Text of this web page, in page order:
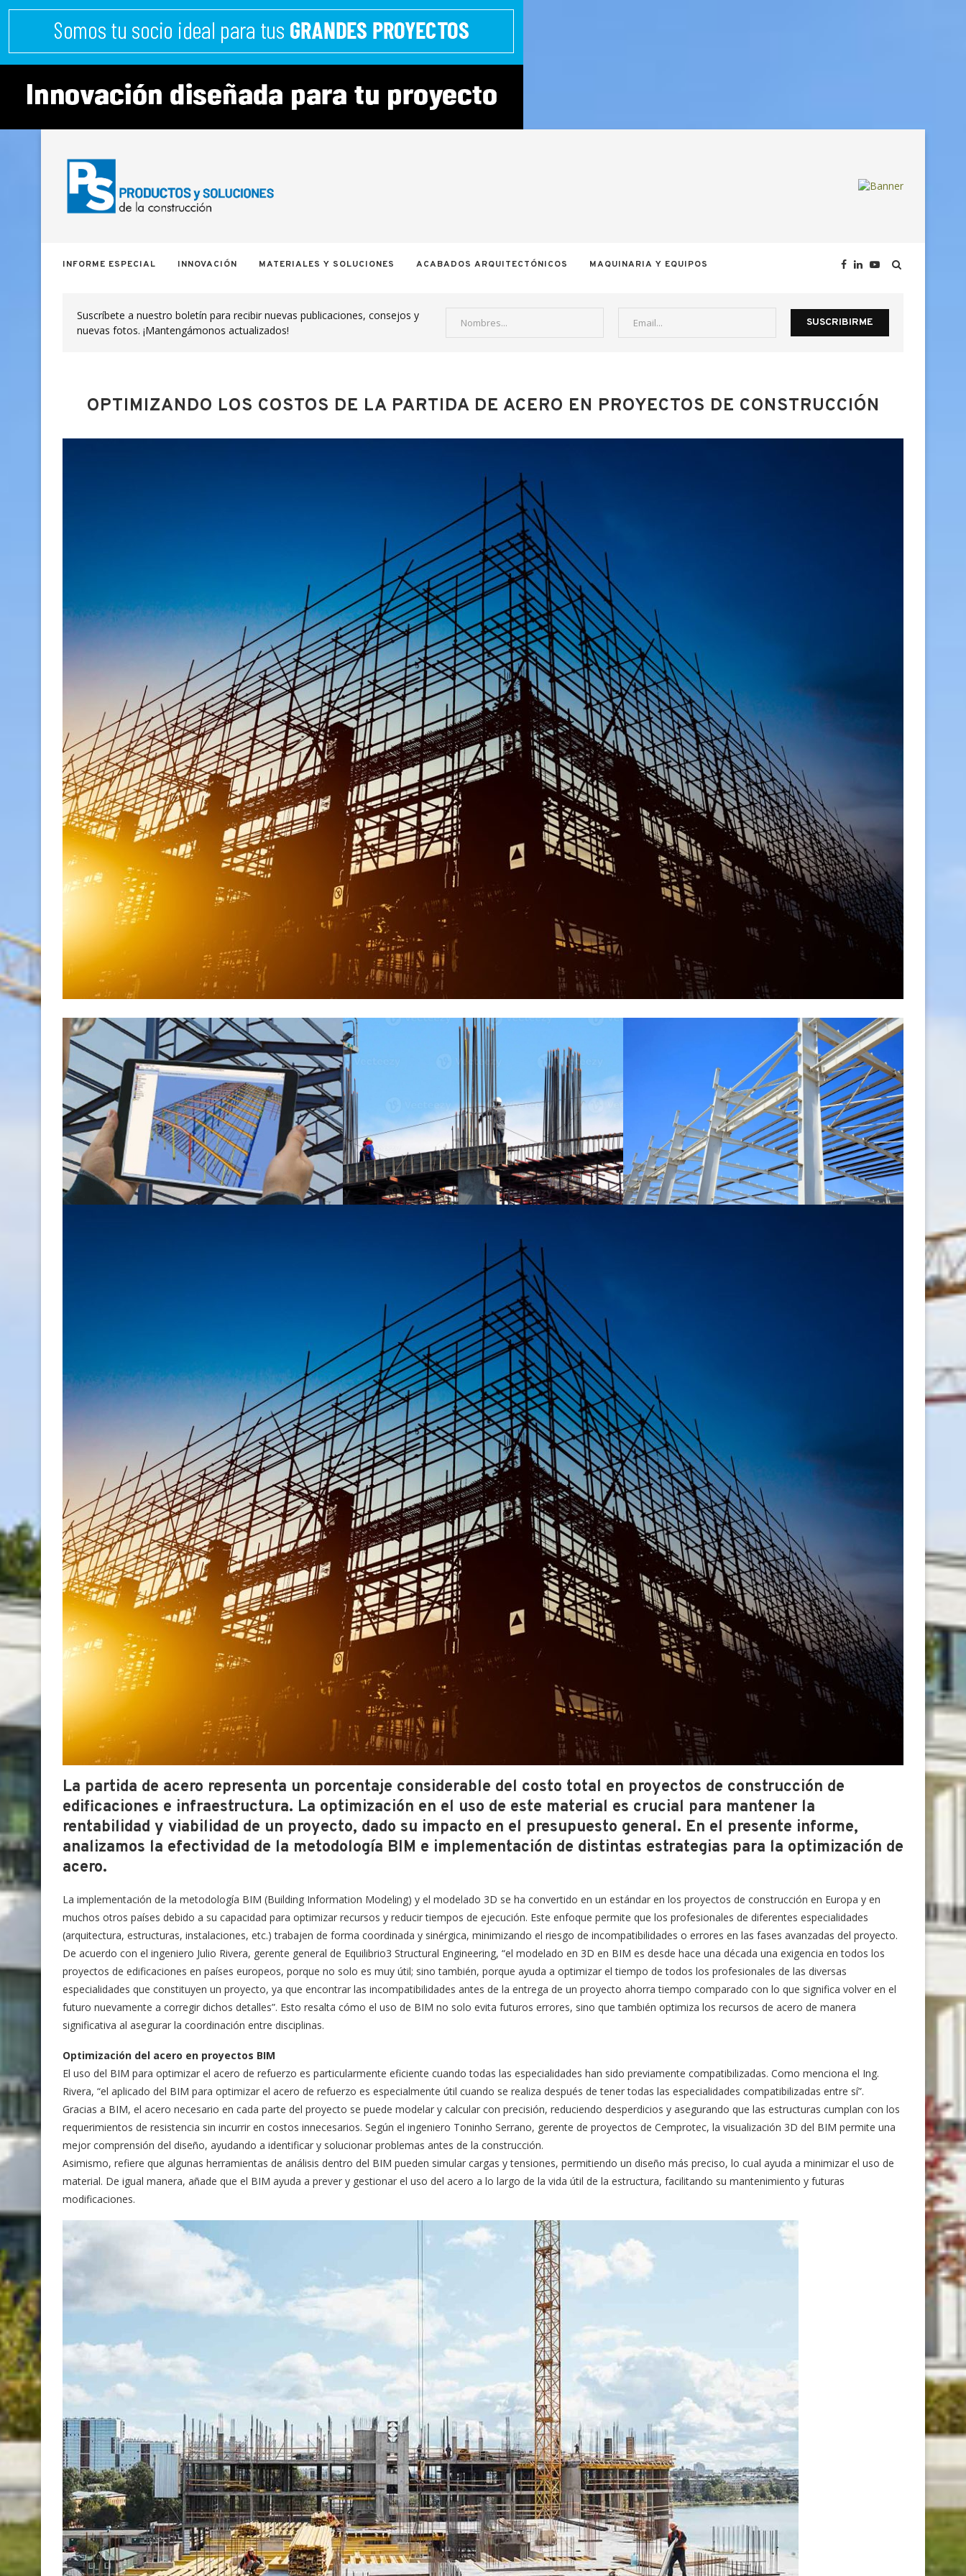
INFORME ESPECIAL INNOVACIÓN MATERIALES Y SOLUCIONES ACABADOS ARQUITECTÓNICOS MAQUINARIA Y EQUIPOS
Suscríbete a nuestro boletín para recibir nuevas publicaciones, consejos y
nuevas fotos. ¡Mantengámonos actualizados!
OPTIMIZANDO LOS COSTOS DE LA PARTIDA DE ACERO EN PROYECTOS DE CONSTRUCCIÓN
La partida de acero representa un porcentaje considerable del costo total en proyectos de construcción de
edificaciones e infraestructura. La optimización en el uso de este material es crucial para mantener la
rentabilidad y viabilidad de un proyecto, dado su impacto en el presupuesto general. En el presente informe,
analizamos la efectividad de la metodología BIM e implementación de distintas estrategias para la optimización de
acero.
La implementación de la metodología BIM (Building Information Modeling) y el modelado 3D se ha convertido en un estándar en los proyectos de construcción en Europa y en
muchos otros países debido a su capacidad para optimizar recursos y reducir tiempos de ejecución. Este enfoque permite que los profesionales de diferentes especialidades
(arquitectura, estructuras, instalaciones, etc.) trabajen de forma coordinada y sinérgica, minimizando el riesgo de incompatibilidades o errores en las fases avanzadas del proyecto.
De acuerdo con el ingeniero Julio Rivera, gerente general de Equilibrio3 Structural Engineering, “el modelado en 3D en BIM es desde hace una década una exigencia en todos los
proyectos de edificaciones en países europeos, porque no solo es muy útil; sino también, porque ayuda a optimizar el tiempo de todos los profesionales de las diversas
especialidades que constituyen un proyecto, ya que encontrar las incompatibilidades antes de la entrega de un proyecto ahorra tiempo comparado con lo que significa volver en el
futuro nuevamente a corregir dichos detalles”. Esto resalta cómo el uso de BIM no solo evita futuros errores, sino que también optimiza los recursos de acero de manera
significativa al asegurar la coordinación entre disciplinas.
Optimización del acero en proyectos BIM
El uso del BIM para optimizar el acero de refuerzo es particularmente eficiente cuando todas las especialidades han sido previamente compatibilizadas. Como menciona el Ing.
Rivera, “el aplicado del BIM para optimizar el acero de refuerzo es especialmente útil cuando se realiza después de tener todas las especialidades compatibilizadas entre sí”.
Gracias a BIM, el acero necesario en cada parte del proyecto se puede modelar y calcular con precisión, reduciendo desperdicios y asegurando que las estructuras cumplan con los
requerimientos de resistencia sin incurrir en costos innecesarios. Según el ingeniero Toninho Serrano, gerente de proyectos de Cemprotec, la visualización 3D del BIM permite una
mejor comprensión del diseño, ayudando a identificar y solucionar problemas antes de la construcción.
Asimismo, refiere que algunas herramientas de análisis dentro del BIM pueden simular cargas y tensiones, permitiendo un diseño más preciso, lo cual ayuda a minimizar el uso de
material. De igual manera, añade que el BIM ayuda a prever y gestionar el uso del acero a lo largo de la vida útil de la estructura, facilitando su mantenimiento y futuras
modificaciones.